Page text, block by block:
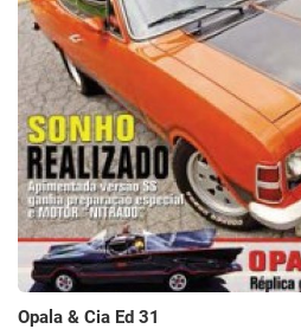
Opala & Cia Ed 31